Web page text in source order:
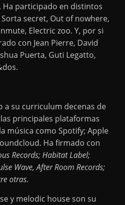
participado en distintos
secret, Out of nowhere,
Electric zoo. Y, por si
con Jean Pierre, David
Puerta, Guti Legatto,
a su curriculum decenas de
principales plataformas
música como Spotify; Apple
Ha firmado con
Records; Habitat Label;
Wave, After Room Records;
otras.
y melodic house son su